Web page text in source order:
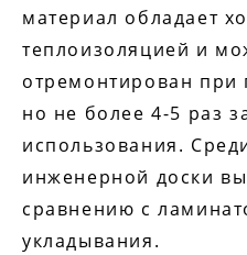
материал обладает
теплоизоляцией и
отремонтирован
но не более 4-5 раз
использования.
инженерной доски
сравнению с
укладывания.